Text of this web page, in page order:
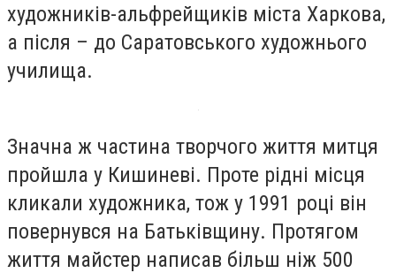
художників-альфрейщиків міста Харкова,
а після – до Саратовського художнього
училища.
Значна ж частина творчого життя митця
пройшла у Кишиневі. Проте рідні місця
кликали художника, тож у 1991 році він
повернувся на Батьківщину. Протягом
життя майстер написав більш ніж 500